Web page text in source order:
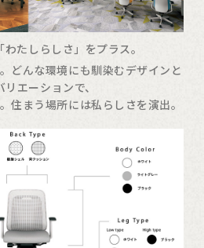
たしらしさ」をプラス。
どんな環境にも馴染むデザインと
エーションで、
住まう場所には私らしさを演出。